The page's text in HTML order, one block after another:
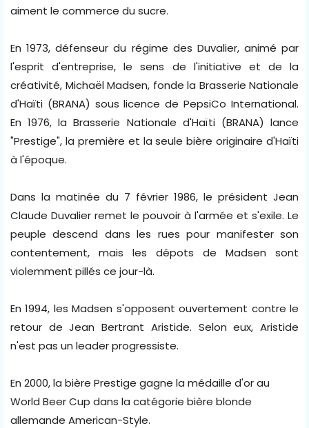
aiment le commerce du sucre.
En 1973, défenseur du régime des Duvalier, animé par
l'esprit d'entreprise, le sens de l'initiative et de la
créativité, Michaël Madsen, fonde la Brasserie Nationale
d'Haïti (BRANA) sous licence de PepsiCo International.
En 1976, la Brasserie Nationale d'Haïti (BRANA) lance
"Prestige", la première et la seule bière originaire d'Haïti
à l'époque.
Dans la matinée du 7 février 1986, le président Jean
Claude Duvalier remet le pouvoir à l'armée et s'exile. Le
peuple descend dans les rues pour manifester son
contentement, mais les dépots de Madsen sont
violemment pillés ce jour-là.
En 1994, les Madsen s'opposent ouvertement contre le
retour de Jean Bertrant Aristide. Selon eux, Aristide
n'est pas un leader progressiste.
En 2000, la bière Prestige gagne la médaille d'or au
World Beer Cup dans la catégorie bière blonde
allemande American-Style.